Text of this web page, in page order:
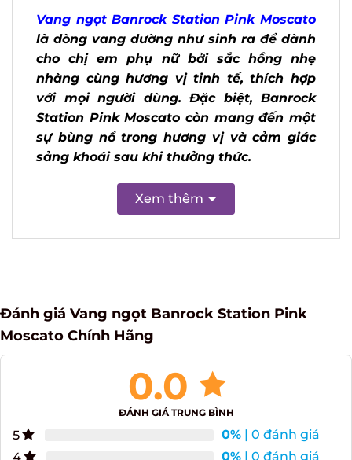
Vang ngọt Banrock Station Pink
Moscato là dòng vang dường như sinh
ra để dành cho chị em phụ nữ bởi sắc
hồng nhẹ nhàng cùng hương vị tinh tế,
thích hợp với mọi người dùng. Đặc biệt,
Banrock Station Pink Moscato còn
mang đến một sự bùng nổ trong hương
vị và cảm giác sảng khoái sau khi
Xem thêm
Đánh giá Vang ngọt Banrock Station Pink
Moscato Chính Hãng
0.0
ĐÁNH GIÁ TRUNG BÌNH
5 0%| 0 đánh giá